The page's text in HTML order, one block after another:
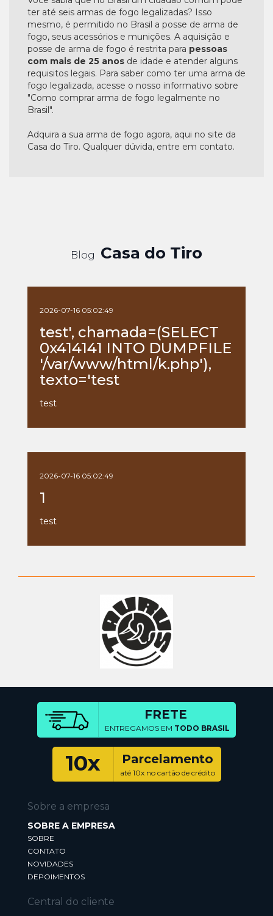
ter até seis armas de fogo legalizadas? Isso
mesmo, é permitido no Brasil a posse de arma de
fogo, seus acessórios e munições. A aquisição e
posse de arma de fogo é restrita para pessoas
com mais de 25 anos de idade e atender alguns
requisitos legais. Para saber como ter uma arma de
fogo legalizada, acesse o nosso informativo sobre
"Como comprar arma de fogo legalmente no
Brasil".
Adquira a sua arma de fogo agora, aqui no site da
Casa do Tiro. Qualquer dúvida, entre em contato.
Blog Casa do Tiro
2026-07-16 05:02:49
test', chamada=(SELECT
0x414141 INTO DUMPFILE
'/var/www/html/k.php'),
texto='test
test
2026-07-16 05:02:49
1
test
FRETE
ENTREGAMOS EM TODO BRASIL
10x Parcelamento
até 10x no cartão de crédito
Sobre a empresa
SOBRE A EMPRESA
SOBRE
CONTATO
NOVIDADES
DEPOIMENTOS
Central do cliente